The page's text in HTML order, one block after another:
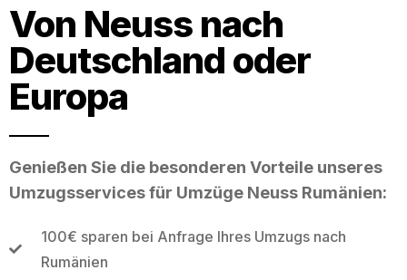
Von Neuss nach
Deutschland oder
Europa
Genießen Sie die besonderen Vorteile unseres
Umzugsservices für Umzüge Neuss Rumänien:
100€ sparen bei Anfrage Ihres Umzugs nach
Rumänien